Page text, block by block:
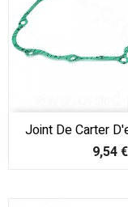
Joint De Carter
Prix
9,54 €